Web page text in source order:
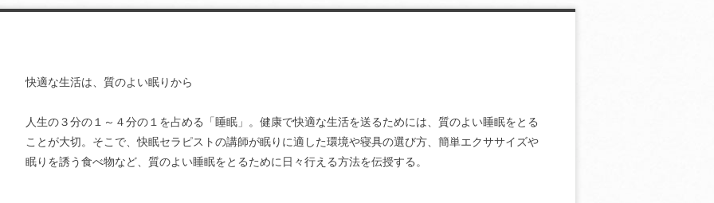
快適な生活は、質のよい眠りから
人生の３分の１～４分の１を占める「睡眠」。健康で快適な生活を送るためには、質のよい睡眠をとる
ことが大切。そこで、快眠セラピストの講師が眠りに適した環境や寝具の選び方、簡単エクササイズや
眠りを誘う食べ物など、質のよい睡眠をとるために日々行える方法を伝授する。